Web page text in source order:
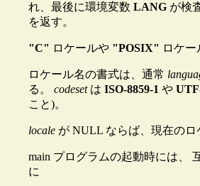
れ、最後に環境変数LANG が検
を返す。
"C" ロケールや "POSIX" ロケ
ロケール名の書式は、通常
る。codesetはISO-8859-1 や
こと)。
locale が NULL ならば、現在のロ
main プログラムの起動時には、
に